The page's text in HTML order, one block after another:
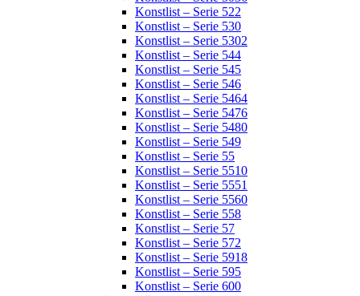
Konstlist – Serie 522
Konstlist – Serie 530
Konstlist – Serie 5302
Konstlist – Serie 544
Konstlist – Serie 545
Konstlist – Serie 546
Konstlist – Serie 5464
Konstlist – Serie 5476
Konstlist – Serie 5480
Konstlist – Serie 549
Konstlist – Serie 55
Konstlist – Serie 5510
Konstlist – Serie 5551
Konstlist – Serie 5560
Konstlist – Serie 558
Konstlist – Serie 57
Konstlist – Serie 572
Konstlist – Serie 5918
Konstlist – Serie 595
Konstlist – Serie 600